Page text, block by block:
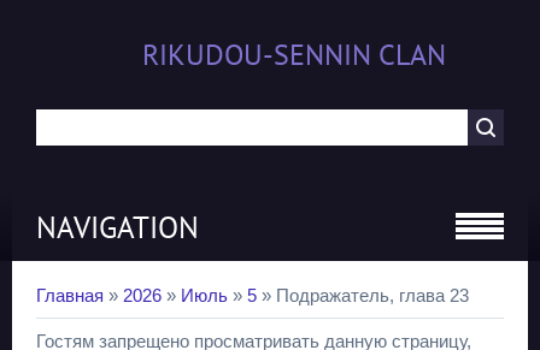
RIKUDOU-SENNIN CLAN
NAVIGATION
Главная » 2026 » Июль » 5 » Подражатель, глава 23
Гостям запрещено просматривать данную страницу,